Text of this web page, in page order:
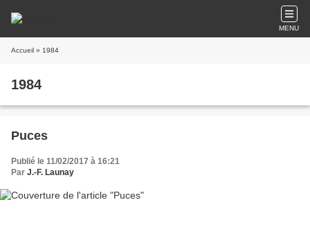
MENU
Accueil » 1984
1984
Puces
Publié le 11/02/2017 à 16:21
Par J.-F. Launay